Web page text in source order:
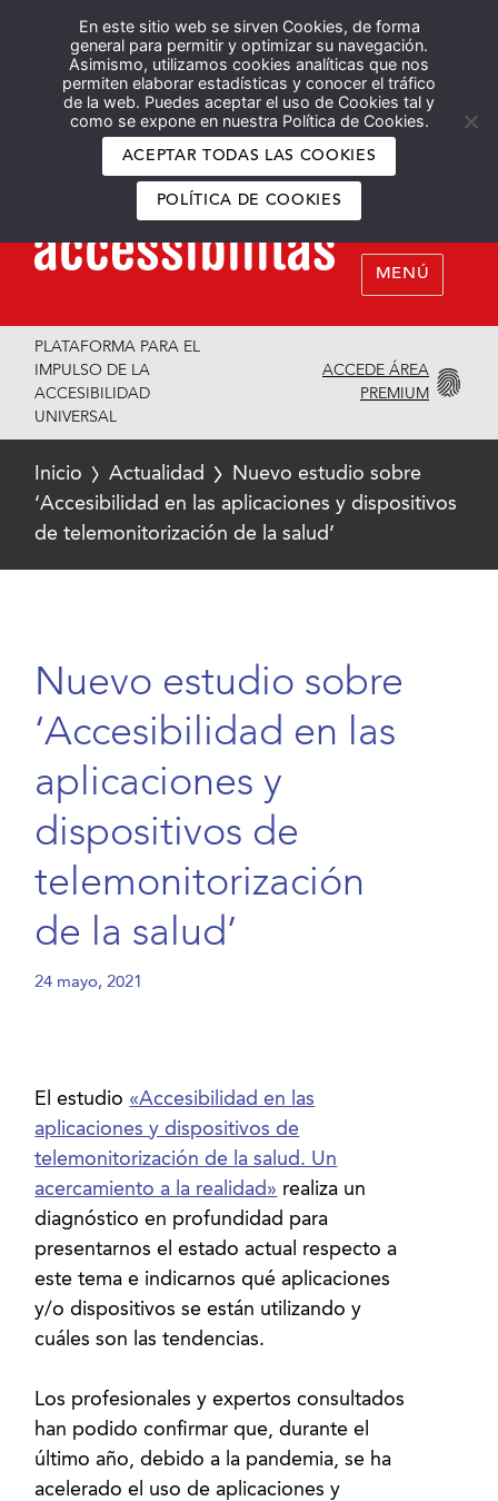
En este sitio web se sirven Cookies, de forma
general para permitir y optimizar su navegación.
Asimismo, utilizamos cookies analíticas que nos
permiten elaborar estadísticas y conocer el tráfico
de la web. Puedes aceptar el uso de Cookies tal y
como se expone en nuestra Política de Cookies.
ACEPTAR TODAS LAS COOKIES
POLÍTICA DE COOKIES
Español English
MENÚ
PLATAFORMA PARA EL
IMPULSO DE LA
ACCESIBILIDAD
UNIVERSAL
ACCEDE ÁREA
PREMIUM
Inicio Actualidad
Nuevo estudio sobre
‘Accesibilidad en las aplicaciones y dispositivos
de telemonitorización de la salud’
Nuevo estudio sobre
‘Accesibilidad en las
aplicaciones y
dispositivos de
telemonitorización
de la salud’
24 mayo, 2021
El estudio «Accesibilidad en las
aplicaciones y dispositivos de
telemonitorización de la salud. Un
acercamiento a la realidad» realiza un
diagnóstico en profundidad para
presentarnos el estado actual respecto a
este tema e indicarnos qué aplicaciones
y/o dispositivos se están utilizando y
cuáles son las tendencias.
Los profesionales y expertos consultados
han podido confirmar que, durante el
último año, debido a la pandemia, se ha
acelerado el uso de aplicaciones y